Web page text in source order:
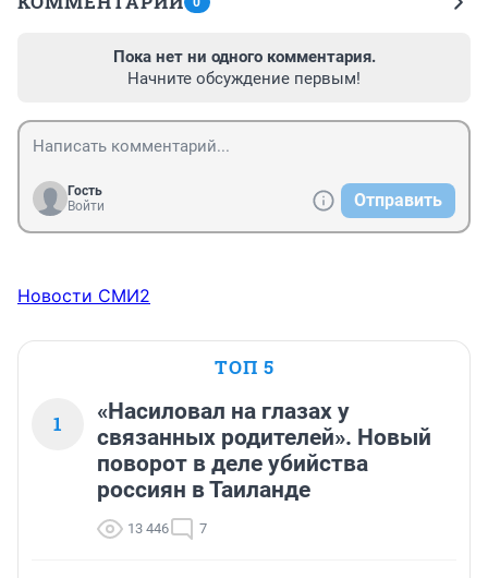
Пока нет ни одного комментария.
Начните обсуждение первым!
Гость
Войти
Отправить
Новости СМИ2
ТОП 5
1
«Насиловал на глазах у
связанных родителей». Новый
поворот в деле убийства
россиян в Таиланде
13 446 7